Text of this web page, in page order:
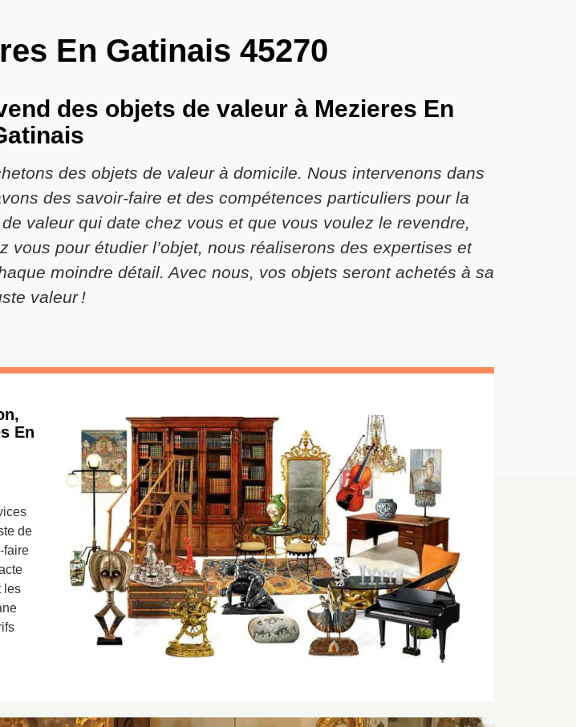
En Gatinais 45270
des objets de valeur à Mezieres En
des objets de valeur à domicile. Nous intervenons dans
des savoir-faire et des compétences particuliers pour la
valeur qui date chez vous et que vous voulez le revendre,
vous pour étudier l’objet, nous réaliserons des expertises et
moindre détail. Avec nous, vos objets seront achetés à sa
valeur !
En
de
faire
les